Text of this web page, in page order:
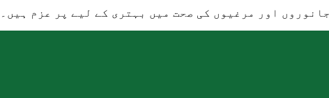
اور مرغیوں کی صحت میں بہتری کے لیے پر عزم